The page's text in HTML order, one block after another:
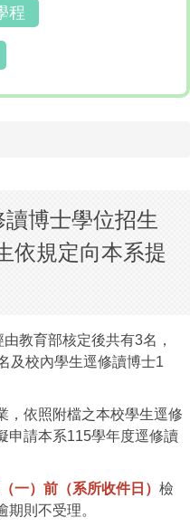
程
博士學位招生
依規定向本系提
教育部核定後共有3名，
及校內學生逕修讀博士1
，依照附檔之本校學生逕修
申請本系115學年度逕修讀
一）前（系所收件日） 檢
則不受理。